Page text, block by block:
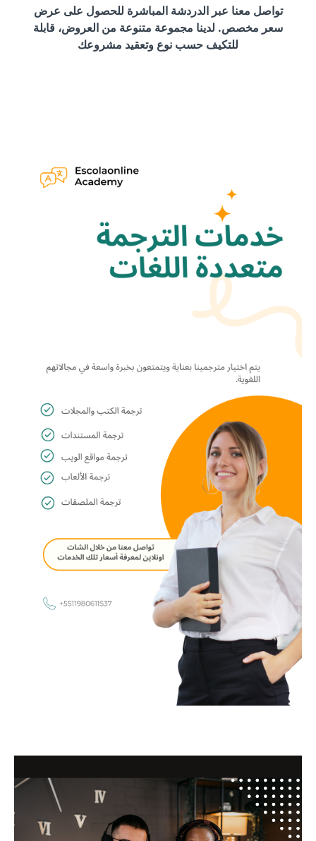
تواصل معنا عبر الدردشة المباشرة للحصول على عرض
سعر مخصص. لدينا مجموعة متنوعة من العروض، قابلة
للتكيف حسب نوع وتعقيد مشروعك